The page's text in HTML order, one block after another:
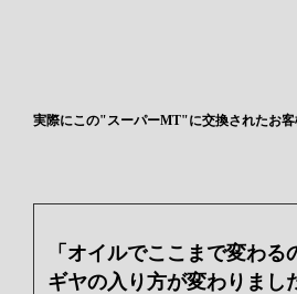
実際にこの"スーパーMT"に交換されたお客
「オイルでここまで変わ
ギヤの入り方が変わりまし